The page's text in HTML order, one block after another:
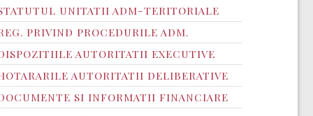
UNITATII ADM-TERITORIALE
PRIVIND PROCEDURILE ADM.
AUTORITATII EXECUTIVE
AUTORITATII DELIBERATIVE
SI INFORMATII FINANCIARE